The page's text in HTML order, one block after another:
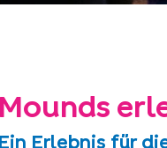
Mounds
Ein Erlebnis für